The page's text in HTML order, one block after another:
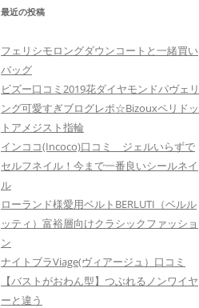
最近の投稿
フェリシモロングダウンコートと一緒買い
バッグ
ビズー口コミ2019花ダイヤモンドパヴェリ
ング可愛すぎブログレポ☆Bizouxペリドッ
トアメジスト指輪
インココ(Incoco)口コミ ジェルいらずで
セルフネイル！今まで一番良いシールネイ
ル
ローランド様愛用ベルトBERLUTI（ベルル
ッティ）富裕層向けクラシックファッショ
ン
ナイトブラViage(ヴィアージュ）口コミ
【バストがおわん型】つぶれるノンワイヤ
ーと違う